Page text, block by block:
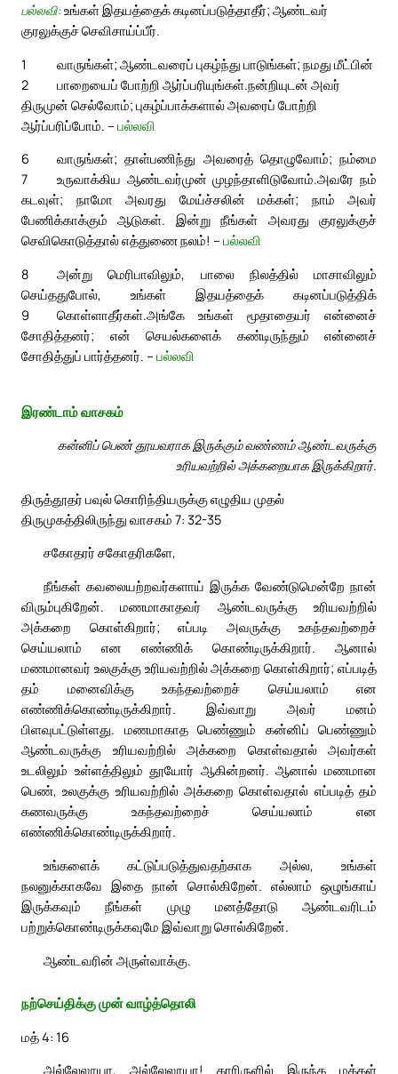
பல்லவி: உங்கள் இதயத்தைக் கடினப்படுத்தாதீர்; ஆண்டவர்
குரலுக்குச் செவிசாய்ப்பீர்.
1
வாருங்கள்; ஆண்டவரைப் புகழ்ந்து பாடுங்கள்; நமது மீட்பின்
பாறையைப் போற்றி ஆர்ப்பரியுங்கள்.
2
நன்றியுடன் அவர்
திருமுன் செல்வோம்; புகழ்ப்பாக்களால் அவரைப் போற்றி
ஆர்ப்பரிப்போம். – பல்லவி
6
வாருங்கள்; தாள்பணிந்து அவரைத் தொழுவோம்; நம்மை
உருவாக்கிய ஆண்டவர்முன் முழந்தாளிடுவோம்.
7
அவரே நம்
கடவுள்; நாமோ அவரது மேய்ச்சலின் மக்கள்; நாம் அவர்
பேணிக்காக்கும் ஆடுகள். இன்று நீங்கள் அவரது குரலுக்குச்
செவிகொடுத்தால் எத்துணை நலம்! – பல்லவி
8
அன்று மெரிபாவிலும், பாலை நிலத்தில் மாசாவிலும்
செய்ததுபோல், உங்கள் இதயத்தைக் கடினப்படுத்திக்
கொள்ளாதீர்கள்.
9
அங்கே உங்கள் மூதாதையர் என்னைச்
சோதித்தனர்; என் செயல்களைக் கண்டிருந்தும் என்னைச்
சோதித்துப் பார்த்தனர். – பல்லவி
இரண்டாம் வாசகம்
கன்னிப் பெண் தூயவராக இருக்கும் வண்ணம் ஆண்டவருக்கு
உரியவற்றில் அக்கறையாக இருக்கிறார்.
திருத்தூதர் பவுல் கொரிந்தியருக்கு எழுதிய முதல்
திருமுகத்திலிருந்து வாசகம் 7: 32-35
சகோதரர் சகோதரிகளே,
நீங்கள் கவலையற்றவர்களாய் இருக்க வேண்டுமென்றே நான்
விரும்புகிறேன். மணமாகாதவர் ஆண்டவருக்கு உரியவற்றில்
அக்கறை கொள்கிறார்; எப்படி அவருக்கு உகந்தவற்றைச்
செய்யலாம் என எண்ணிக் கொண்டிருக்கிறார். ஆனால்
மணமானவர் உலகுக்கு உரியவற்றில் அக்கறை கொள்கிறார்; எப்படித்
தம் மனைவிக்கு உகந்தவற்றைச் செய்யலாம் என
எண்ணிக்கொண்டிருக்கிறார். இவ்வாறு அவர் மனம்
பிளவுபட்டுள்ளது. மணமாகாத பெண்ணும் கன்னிப் பெண்ணும்
ஆண்டவருக்கு உரியவற்றில் அக்கறை கொள்வதால் அவர்கள்
உடலிலும் உள்ளத்திலும் தூயோர் ஆகின்றனர். ஆனால் மணமான
பெண், உலகுக்கு உரியவற்றில் அக்கறை கொள்வதால் எப்படித் தம்
கணவருக்கு உகந்தவற்றைச் செய்யலாம் என
எண்ணிக்கொண்டிருக்கிறார்.
உங்களைக் கட்டுப்படுத்துவதற்காக அல்ல, உங்கள்
நலனுக்காகவே இதை நான் சொல்கிறேன். எல்லாம் ஒழுங்காய்
இருக்கவும் நீங்கள் முழு மனத்தோடு ஆண்டவரிடம்
பற்றுக்கொண்டிருக்கவுமே இவ்வாறு சொல்கிறேன்.
ஆண்டவரின் அருள்வாக்கு.
நற்செய்திக்கு முன் வாழ்த்தொலி
மத் 4: 16
அல்லேலூயா, அல்லேலூயா! காரிருளில் இருந்த மக்கள்